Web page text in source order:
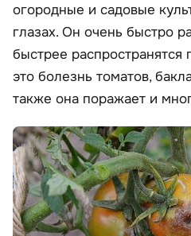
огородные и садовые
глазах. Он очень быстро
быстрее распространятся
это болезнь томатов,
также она поражает и